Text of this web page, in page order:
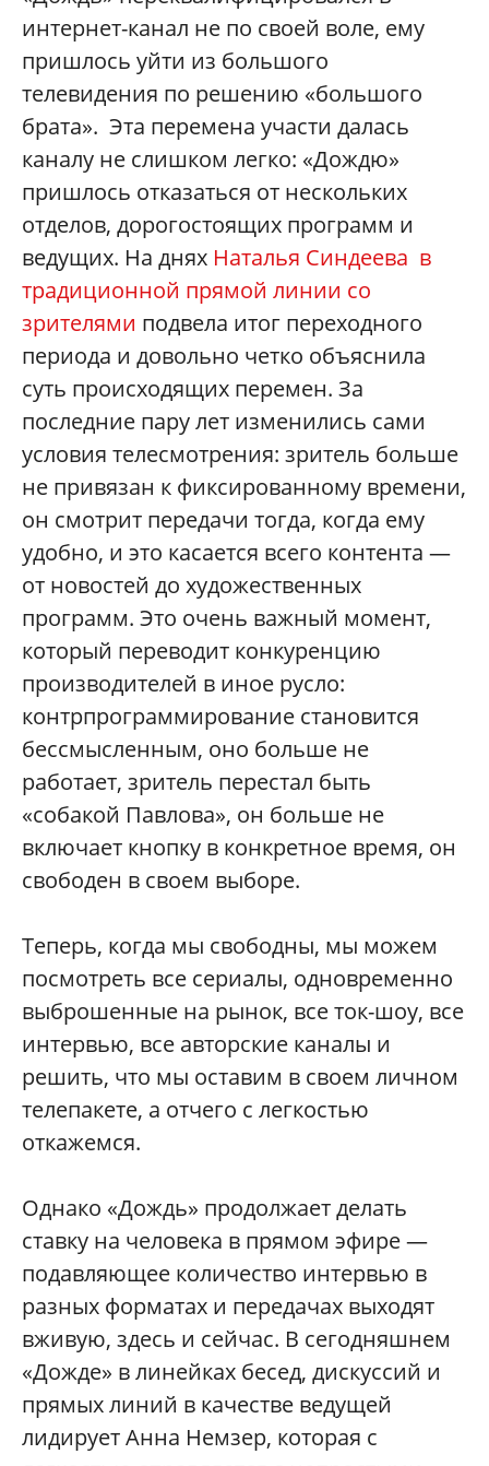
интернет-канал не по своей воле, ему
пришлось уйти из большого
телевидения по решению «большого
брата». Эта перемена участи далась
каналу не слишком легко: «Дождю»
пришлось отказаться от нескольких
отделов, дорогостоящих программ и
ведущих. На днях Наталья Синдеева в
традиционной прямой линии со
зрителями подвела итог переходного
периода и довольно четко объяснила
суть происходящих перемен. За
последние пару лет изменились сами
условия телесмотрения: зритель больше
не привязан к фиксированному времени,
он смотрит передачи тогда, когда ему
удобно, и это касается всего контента —
от новостей до художественных
программ. Это очень важный момент,
который переводит конкуренцию
производителей в иное русло:
контрпрограммирование становится
бессмысленным, оно больше не
работает, зритель перестал быть
«собакой Павлова», он больше не
включает кнопку в конкретное время, он
свободен в своем выборе.
Теперь, когда мы свободны, мы можем
посмотреть все сериалы, одновременно
выброшенные на рынок, все ток-шоу, все
интервью, все авторские каналы и
решить, что мы оставим в своем личном
телепакете, а отчего с легкостью
откажемся.
Однако «Дождь» продолжает делать
ставку на человека в прямом эфире —
подавляющее количество интервью в
разных форматах и передачах выходят
вживую, здесь и сейчас. В сегодняшнем
«Дожде» в линейках бесед, дискуссий и
прямых линий в качестве ведущей
лидирует Анна Немзер, которая с